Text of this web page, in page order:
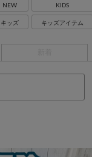
NEW
キッズ
KIDS
キッズアイテム